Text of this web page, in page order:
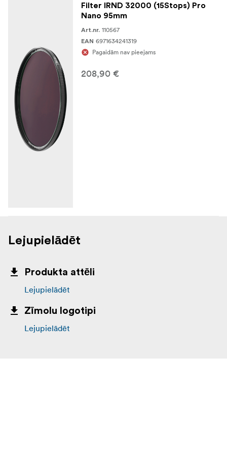
Filter IRND 32000 (15Stops) Pro
Nano 95mm
Art.nr. 110567
EAN 6971634241319
Pagaidām nav pieejams
208,90 €
Lejupielādēt
Produkta attēli
Lejupielādēt
Zīmolu logotipi
Lejupielādēt